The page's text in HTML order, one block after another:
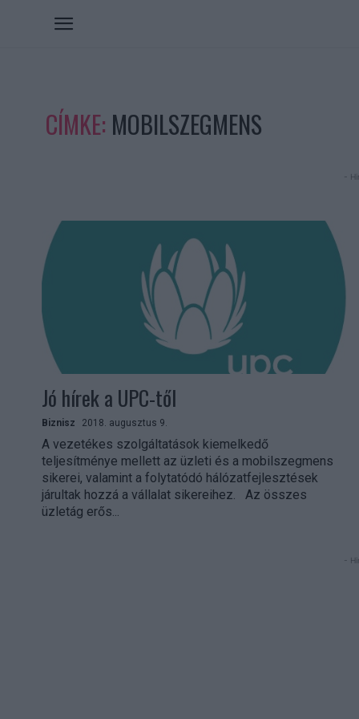
CÍMKE: MOBILSZEGMENS
-
Jó hírek a UPC-től
Biznisz 2018. augusztus 9.
A vezetékes szolgáltatások kiemelkedő
teljesítménye mellett az üzleti és a mobilszegmens
sikerei, valamint a folytatódó hálózatfejlesztések
járultak hozzá a vállalat sikereihez. Az összes
üzletág erős...
-